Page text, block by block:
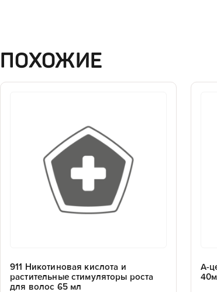
ПОХОЖИЕ
911 Никотиновая кислота и
растительные стимуляторы роста
для волос 65 мл
А-